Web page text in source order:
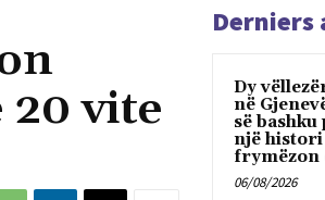
20 vite
Derniers
Dy
në
së
një histori
frymëzon
06/08/2026